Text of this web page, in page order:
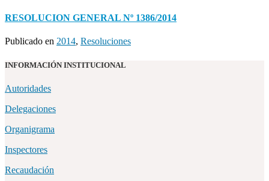
RESOLUCION GENERAL Nº 1386/2014
Publicado en 2014, Resoluciones
INFORMACIÓN INSTITUCIONAL
Autoridades
Delegaciones
Organigrama
Inspectores
Recaudación